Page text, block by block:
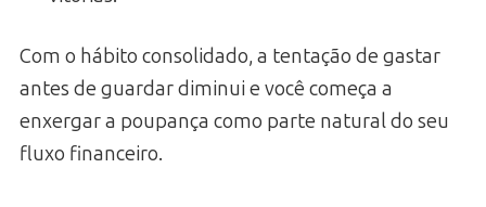
Com o hábito consolidado, a tentação de gastar
antes de guardar diminui e você começa a
enxergar a poupança como parte natural do seu
fluxo financeiro.